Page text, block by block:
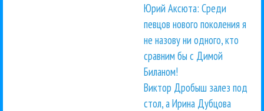
Юрий Аксюта: Среди
певцов нового поколения я
не назову ни одного, кто
сравним бы с Димой
Биланом!
Виктор Дробыш залез под
стол, а Ирина Дубцова